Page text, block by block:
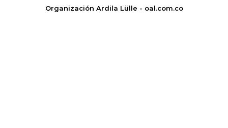
Organización Ardila Lülle - oal.com.co